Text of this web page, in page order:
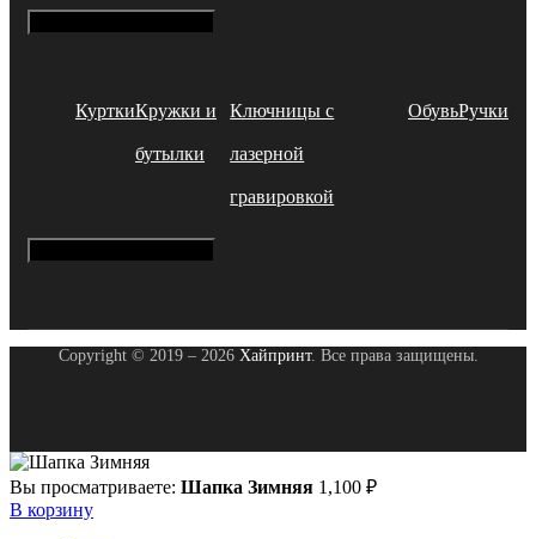
КурткиКружки и
бутылки
Ключницы с
лазерной
гравировкой
ОбувьРучки
Copyright © 2019 – 2026 Хайпринт. Все права защищены.
Вы просматриваете: Шапка Зимняя 1,100 ₽
В корзину